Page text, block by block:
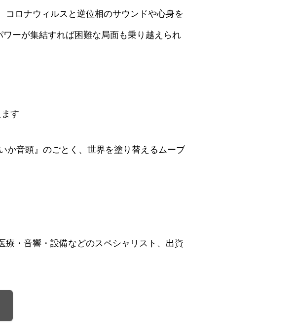
ロナウィルスと逆位相のサウンドや心身を
ーが集結すれば困難な局面も乗り越えられ
す
音頭』のごとく、世界を塗り替えるムーブ
・音響・設備などのスペシャリスト、出資